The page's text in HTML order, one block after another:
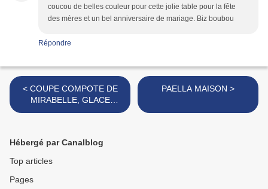
coucou de belles couleur pour cette jolie table pour la fête
des mères et un bel anniversaire de mariage. Biz boubou
Répondre
< COUPE COMPOTE DE
MIRABELLE, GLACE
VANILLE ET CHANTILLY
PAELLA MAISON >
Hébergé par Canalblog
Top articles
Pages